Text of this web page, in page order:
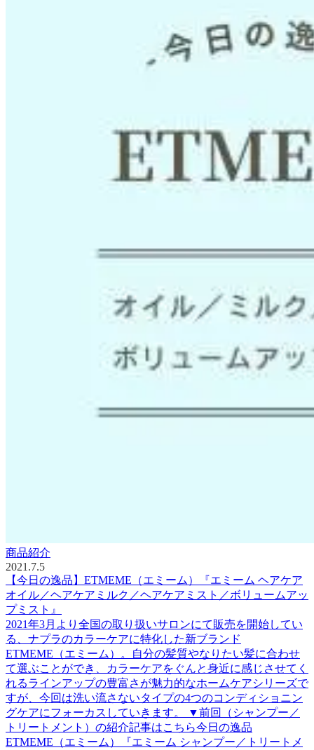
商品紹介
2021.7.5
【今日の逸品】ETMEME（エミーム）『エミーム ヘアケア
オイル／ヘアケアミルク／ヘアケアミスト／ボリュームアッ
プミスト』
2021年3月より全国の取り扱いサロンにて販売を開始してい
る、ナプラのカラーケアに特化した新ブランド
ETMEME（エミーム）。自分の髪質やなりたい髪に合わせ
て選ぶことができ、カラーケアをぐんと身近に感じさせてく
れるラインアップの豊富さが魅力的なホームケアシリーズで
すが、今回は洗い流さないタイプの4つのコンディショニン
グケアにフォーカスしていきます。 ▼前回（シャンプー／
トリートメント）の紹介記事はこちら今日の逸品
ETMEME（エミーム）『エミーム シャンプー／トリートメ